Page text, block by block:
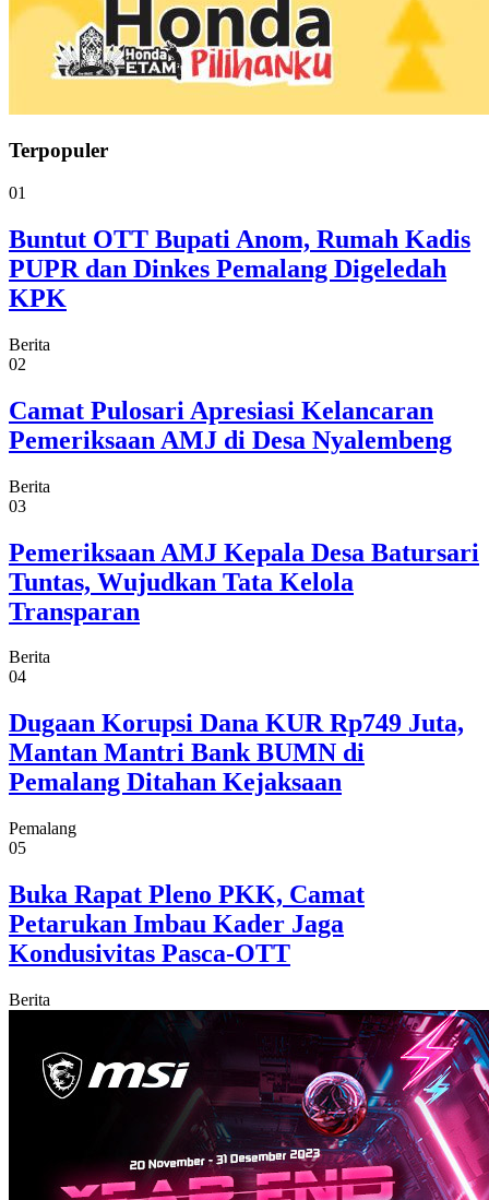
Terpopuler
01
Buntut OTT Bupati Anom, Rumah Kadis
PUPR dan Dinkes Pemalang Digeledah
KPK
Berita
02
Camat Pulosari Apresiasi Kelancaran
Pemeriksaan AMJ di Desa Nyalembeng
Berita
03
Pemeriksaan AMJ Kepala Desa Batursari
Tuntas, Wujudkan Tata Kelola
Transparan
Berita
04
Dugaan Korupsi Dana KUR Rp749 Juta,
Mantan Mantri Bank BUMN di
Pemalang Ditahan Kejaksaan
Pemalang
05
Buka Rapat Pleno PKK, Camat
Petarukan Imbau Kader Jaga
Kondusivitas Pasca-OTT
Berita